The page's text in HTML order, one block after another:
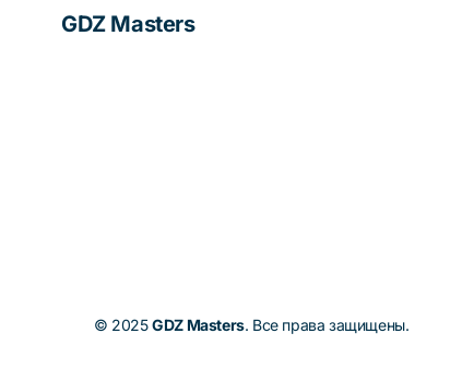
GDZ Masters
© 2025GDZ Masters. Все права защищены.